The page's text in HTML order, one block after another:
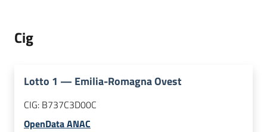
Cig
Lotto 1 — Emilia-Romagna Ovest
CIG: B737C3D00C
OpenData ANAC